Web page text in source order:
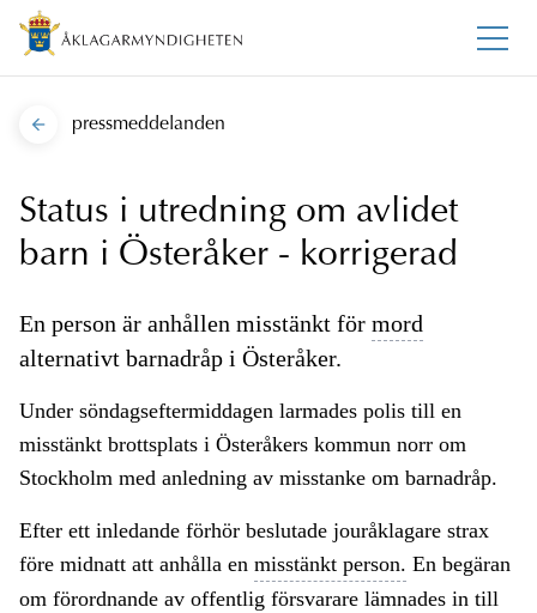
pressmeddelanden
Status i utredning om avlidet
barn i Österåker - korrigerad
En person är anhållen misstänkt för mord
alternativt barnadråp i Österåker.
Under söndagseftermiddagen larmades polis till en
misstänkt brottsplats i Österåkers kommun norr om
Stockholm med anledning av misstanke om barnadråp.
Efter ett inledande förhör beslutade jouråklagare strax
före midnatt att anhålla en misstänkt person. En begäran
om förordnande av offentlig försvarare lämnades in till